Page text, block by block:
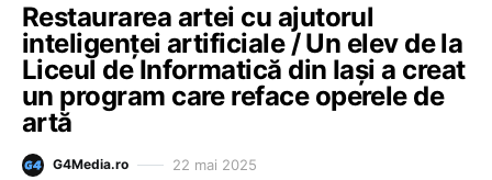
Restaurarea artei cu ajutorul
inteligenței artificiale / Un elev de la
Liceul de Informatică din Iași a creat
un program care reface operele de
artă
G4Media.ro 22 mai 2025